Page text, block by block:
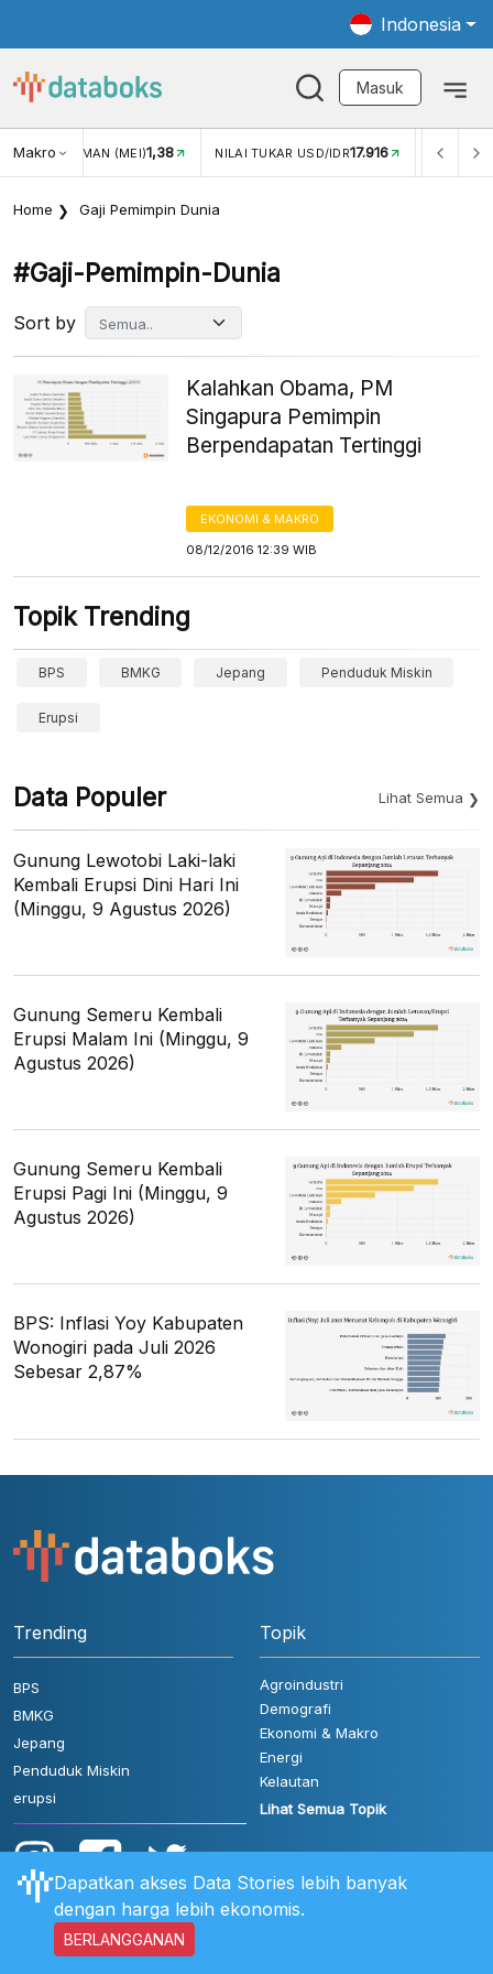
Indonesia
Masuk
MakroWISMAN (MEI)1,38 NILAI TUKAR USD/IDR17.916 INFLASI
Home Gaji Pemimpin Dunia
#gaji-Pemimpin-Dunia
Sort by
Kalahkan Obama, PM
Singapura Pemimpin
Berpendapatan Tertinggi
EKONOMI & MAKRO
08/12/2016 12:39 WIB
Topik Trending
BPS BMKG Jepang Penduduk Miskin
Erupsi
Data Populer Lihat Semua
Gunung Lewotobi Laki-laki
Kembali Erupsi Dini Hari Ini
(Minggu, 9 Agustus 2026)
Gunung Semeru Kembali
Erupsi Malam Ini (Minggu, 9
Agustus 2026)
Gunung Semeru Kembali
Erupsi Pagi Ini (Minggu, 9
Agustus 2026)
BPS: Inflasi Yoy Kabupaten
Wonogiri pada Juli 2026
Sebesar 2,87%
Trending
BPS
BMKG
Jepang
Penduduk Miskin
erupsi
Topik
Agroindustri
Demografi
Ekonomi & Makro
Energi
Kelautan
Lihat Semua Topik
Aturan Pengguna Hubungi Kami
Dapatkan akses Data Stories lebih banyak
dengan harga lebih ekonomis.
BERLANGGANAN